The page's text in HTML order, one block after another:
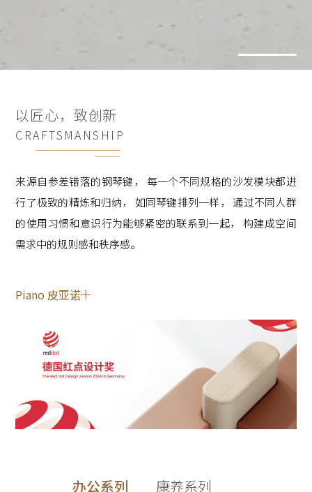
以匠心，致创新
CRAFTSMANSHIP
来源自参差错落的钢琴键， 每一个不同规格的沙发模块都进
行了极致的精炼和归纳， 如同琴键排列一样， 通过不同人群
的使用习惯和意识行为能够紧密的联系到一起， 构建成空间
需求中的规则感和秩序感。
Piano 皮亚诺
办公系列 康养系列